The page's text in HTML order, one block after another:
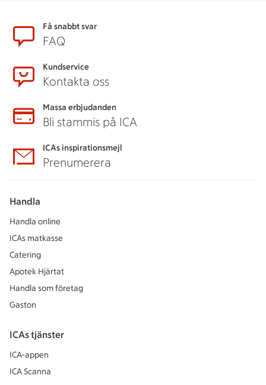
SidfotFå snabbt svar
FAQ
Kundservice
Kontakta oss
Massa erbjudanden
Bli stammis på ICA
ICAs inspirationsmejl
Prenumerera
Handla
Handla online
ICAs matkasse
Catering
Apotek Hjärtat
Handla som företag
Gaston
ICAs tjänster
ICA-appen
ICA Scanna